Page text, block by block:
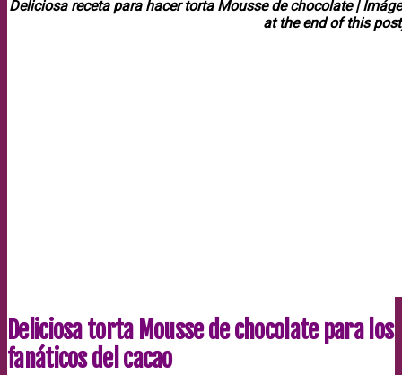
Deliciosa receta para hacer torta Mousse de chocolate |
at the end of this
Deliciosa torta Mousse de chocolate para los
fanáticos del cacao